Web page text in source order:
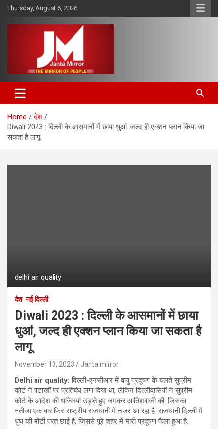
Skip
content
Thursday, August 6, 2026
Janta Mirror
Home
देश
Diwali 2023 : दिल्ली के आसमानों में छाया धुआं, जल्द ही एक्शन प्लान किया जा
सकता है लागू
delhi air quality
देश नई दिल्ली
Diwali 2023 : दिल्ली के आसमानों में छाया
धुआं, जल्द ही एक्शन प्लान किया जा सकता है
लागू
November 13, 2023 Janta mirror
Delhi air quality:दिल्ली-एनसीआर में वायु प्रदूषण के चलते सुप्रीम
कोर्ट ने पटाखों पर प्रतिबंध लगा दिया था, लेकिन दिल्लीवासियों ने सुप्रीम
कोर्ट के आदेश की धज्जियां उड़ाते हुए जमकर आतिशबाजी की. जिसका
नतीजा एक बार फिर राष्ट्रीय राजधानी में नजर आ रहा है. राजधानी दिल्‍ली में
धुंध की मोटी परत छाई है, जिससे पूरे शहर में भारी प्रदूषण फैला हुआ है.